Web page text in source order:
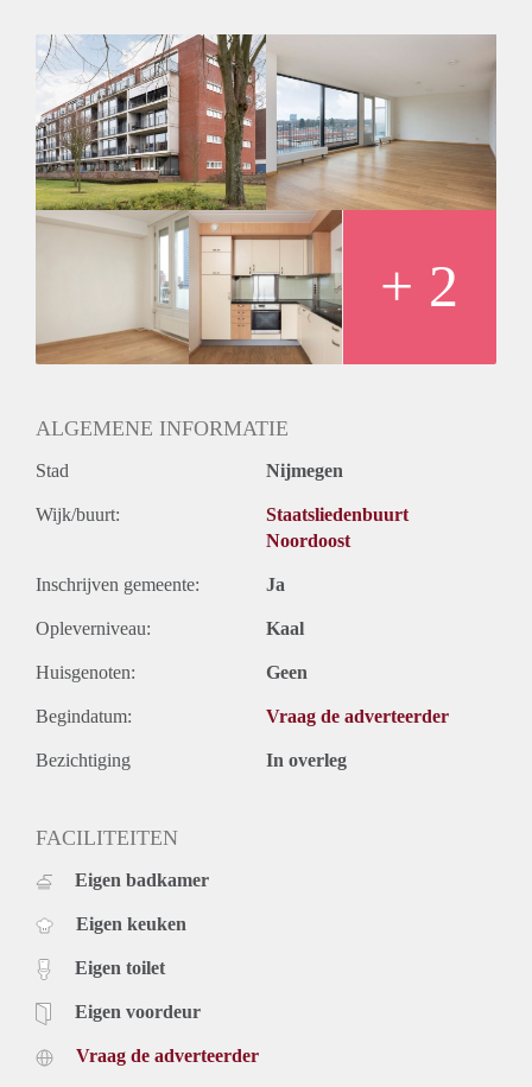
Huisdieren toegestaan: Afhankelijk van de Eigenaar
Huurtoeslag grens: Nee
Geschikt voor studenten: Afhankelijk van de Eigenaar
+ 2
ALGEMENE INFORMATIE
Stad Nijmegen
Wijk/buurt:
Staatsliedenbuurt
Noordoost
Inschrijven gemeente: Ja
Opleverniveau: Kaal
Huisgenoten: Geen
Begindatum: Vraag de adverteerder
Bezichtiging In overleg
FACILITEITEN
Eigen badkamer
Eigen keuken
Eigen toilet
Eigen voordeur
Vraag de adverteerder